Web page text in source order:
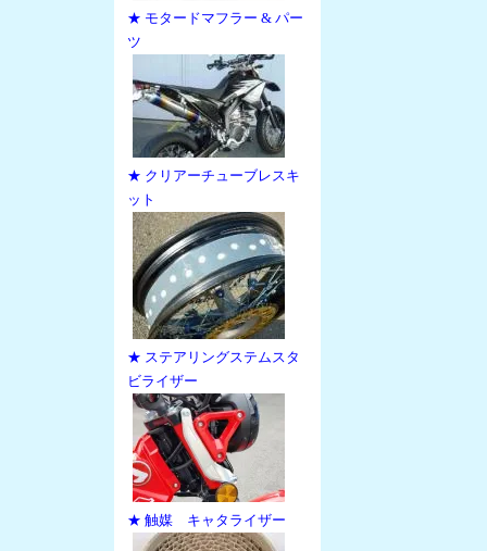
★ モタードマフラー & パー
ツ
★ クリアーチューブレスキ
ット
★ ステアリングステムスタ
ビライザー
★ 触媒 キャタライザー